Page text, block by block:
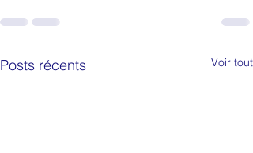
Posts récents Voir tout